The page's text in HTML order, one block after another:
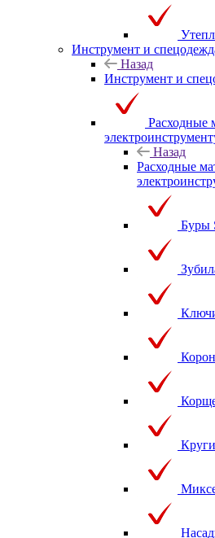
Инструмент и
Назад
Инструмент и
Расходные
Назад
Расходные
Буры